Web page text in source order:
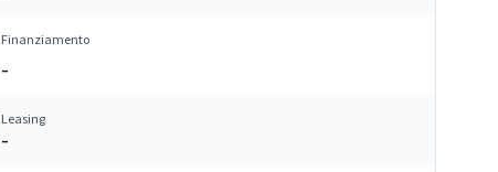
Finanziamento
–
Leasing
–